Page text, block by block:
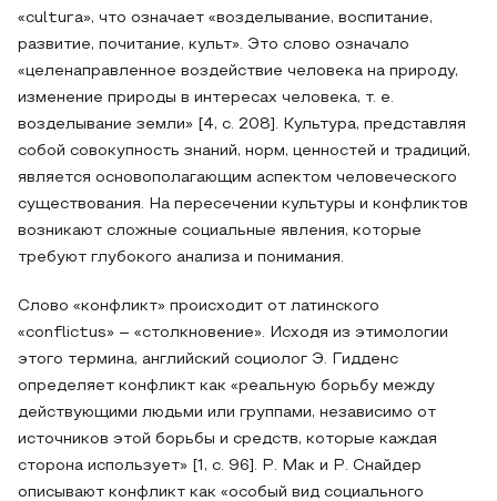
«cultura», что означает «возделывание, воспитание,
развитие, почитание, культ». Это слово означало
«целенаправленное воздействие человека на природу,
изменение природы в интересах человека, т. е.
возделывание земли» [4, с. 208]. Культура, представляя
собой совокупность знаний, норм, ценностей и традиций,
является основополагающим аспектом человеческого
существования. На пересечении культуры и конфликтов
возникают сложные социальные явления, которые
требуют глубокого анализа и понимания.
Слово «конфликт» происходит от латинского
«conflictus» – «столкновение». Исходя из этимологии
этого термина, английский социолог Э. Гидденс
определяет конфликт как «реальную борьбу между
действующими людьми или группами, независимо от
источников этой борьбы и средств, которые каждая
сторона использует» [1, с. 96]. Р. Мак и Р. Снайдер
описывают конфликт как «особый вид социального